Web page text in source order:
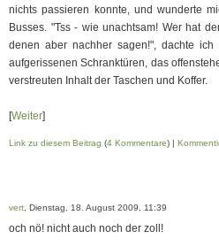
nichts passieren konnte, und wunderte
Busses. "Tss - wie unachtsam! Wer hat
denen aber nachher sagen!", dachte
aufgerissenen Schranktüren, das
verstreuten Inhalt der Taschen und Koffer.
[Weiter]
Link zu diesem Beitrag (4 Kommentare) |
vert , Dienstag, 18. August 2009, 11:39
och nö! nicht auch noch der zoll!